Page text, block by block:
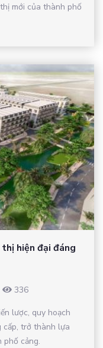
mới của thành phố
hiện đại đáng
336
lược, quy hoạch
cấp, trở thành lựa
phố cảng.